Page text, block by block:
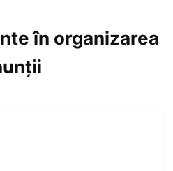
în organizarea